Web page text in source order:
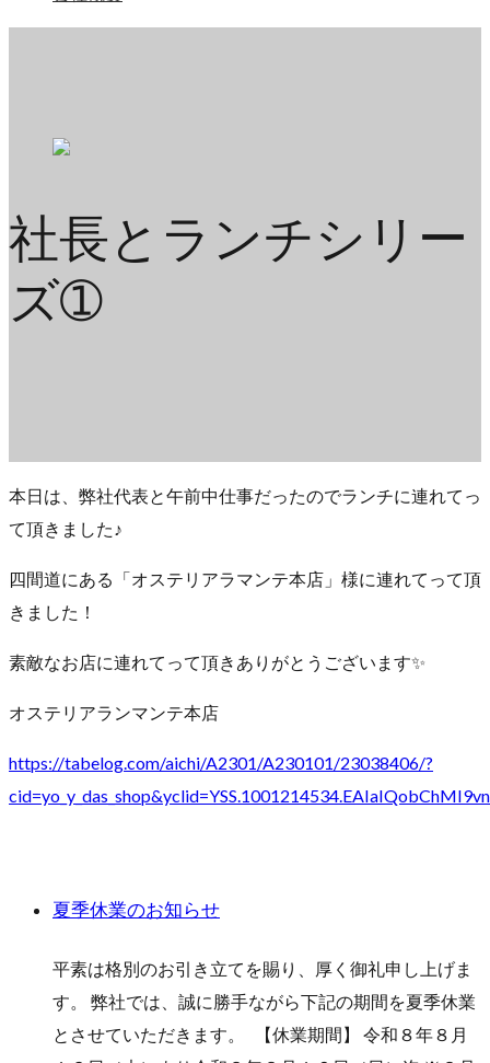
社長とランチシリー
ズ➀
本日は、弊社代表と午前中仕事だったのでランチに連れてっ
て頂きました♪
四間道にある「オステリアラマンテ本店」様に連れてって頂
きました！
素敵なお店に連れてって頂きありがとうございます✨
オステリアランマンテ本店
https://tabelog.com/aichi/A2301/A230101/23038406/?
夏季休業のお知らせ
平素は格別のお引き立てを賜り、厚く御礼申し上げま
す。 弊社では、誠に勝手ながら下記の期間を夏季休業
とさせていただきます。 【休業期間】 令和８年８月